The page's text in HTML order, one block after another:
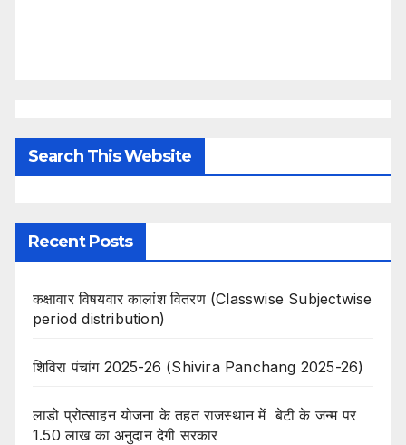
Search This Website
Recent Posts
कक्षावार विषयवार कालांश वितरण (Classwise Subjectwise
period distribution)
शिविरा पंचांग 2025-26 (Shivira Panchang 2025-26)
लाडो प्रोत्साहन योजना के तहत राजस्थान में बेटी के जन्म पर
1.50 लाख का अनुदान देगी सरकार